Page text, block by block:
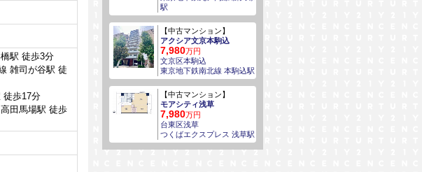
駅 徒歩3分
雑司が谷駅 徒
徒歩17分
田馬場駅 徒歩
駅
【中古マンション】
アクシア文京本駒込
7,980万円
文京区本駒込
東京地下鉄南北線 本駒込駅
【中古マンション】
モアシティ浅草
7,980万円
台東区浅草
つくばエクスプレス 浅草駅